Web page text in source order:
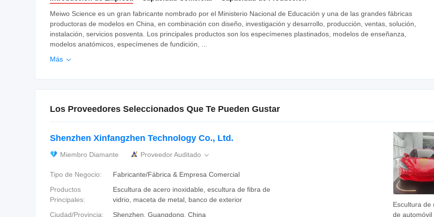
Meiwo Science es un gran fabricante nombrado por el Ministerio Nacional de Educación y una de las grandes fábricas
productoras de modelos en China, en combinación con diseño, investigación y desarrollo, producción, ventas, solución,
instalación, servicios posventa. Los principales productos son los especímenes plastinados, modelos de enseñanza,
modelos anatómicos, especímenes de fundición, ...
Más 
Los Proveedores Seleccionados Que Te Pueden Gustar
Escultura de
de automóvil
Shenzhen Xinfangzhen Technology Co., Ltd.
Miembro Diamante Proveedor Auditado 
Tipo de Negocio:
Fabricante/Fábrica & Empresa Comercial
Productos
Principales:
Escultura de acero inoxidable, escultura de fibra de
vidrio, maceta de metal, banco de exterior
Ciudad/Provincia:
Shenzhen, Guangdong, China